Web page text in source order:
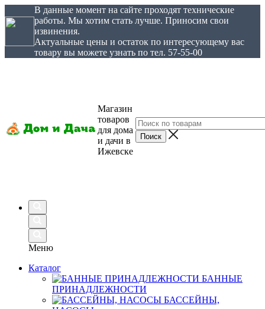
В данные момент на сайте проходят технические
работы. Мы хотим стать лучше. Приносим свои
извинения.
Актуальные цены и остаток по интересующему вас
товару вы можете узнать по тел. 57-55-00
Магазин
товаров
для дома
и дачи в
Ижевске
Меню
Каталог
БАННЫЕ
ПРИНАДЛЕЖНОСТИ
БАССЕЙНЫ,